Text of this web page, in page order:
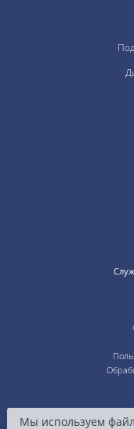
Мы используем